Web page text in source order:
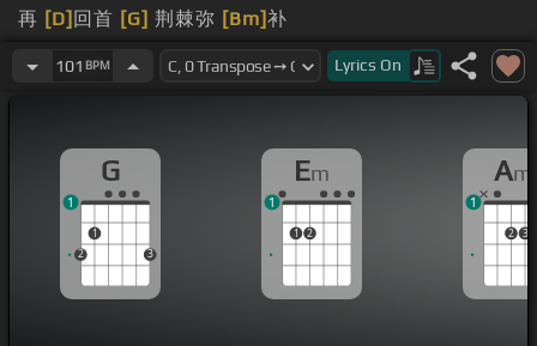
再 [D] 回首 [G] 荆棘弥 [Bm]补
[C]夜不会再有 [G] [Em] 久梦
101 BPM Lyrics On
G
2
1
3
1
Em
1 2
1
Am
2 3
1